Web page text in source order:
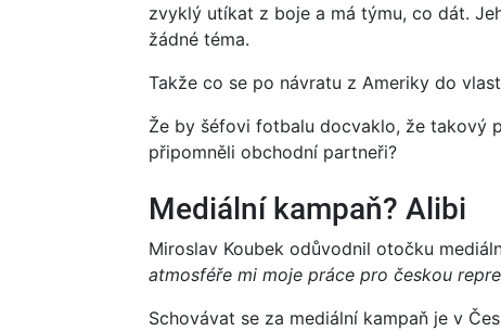
zvyklý utíkat z boje a má týmu, co dát.
žádné téma.
Takže co se po návratu z Ameriky do
Že by šéfovi fotbalu docvaklo, že takový
připomněli obchodní partneři?
Mediální kampaň? Alibi
Miroslav Koubek odůvodnil otočku
atmosféře mi moje práce pro českou
Schovávat se za mediální kampaň je v